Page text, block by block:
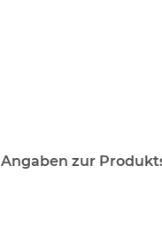
Angaben zur